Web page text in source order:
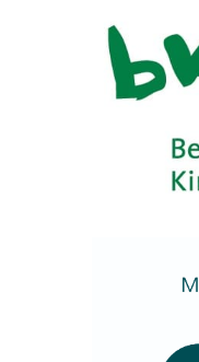
Der Inhalt
durch